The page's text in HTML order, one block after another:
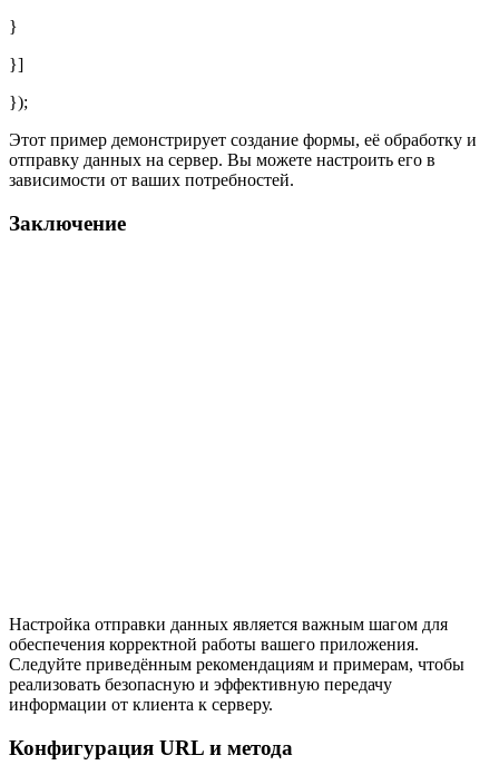
}
}]
});
Этот пример демонстрирует создание формы, её обработку и
отправку данных на сервер. Вы можете настроить его в
зависимости от ваших потребностей.
Заключение
Настройка отправки данных является важным шагом для
обеспечения корректной работы вашего приложения.
Следуйте приведённым рекомендациям и примерам, чтобы
реализовать безопасную и эффективную передачу
информации от клиента к серверу.
Конфигурация URL и метода